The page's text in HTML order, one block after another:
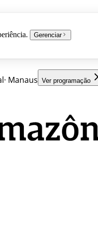
Gerenciar
· Manaus Ver programação